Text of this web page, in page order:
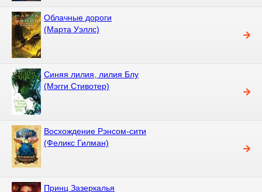
Облачные дороги
(Марта Уэллс)
Синяя лилия, лилия Блу
(Мэгги Стивотер)
Восхождение Рэнсом-сити
(Феликс Гилман)
Принц Зазеркалья